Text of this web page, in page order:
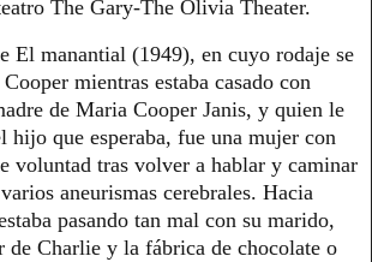
The Gary-The Olivia Theater.
El manantial (1949), en cuyo rodaje se
mientras estaba casado con
de Maria Cooper Janis, y quien le
hijo que esperaba, fue una mujer con
voluntad tras volver a hablar y caminar
aneurismas cerebrales. Hacia
pasando tan mal con su marido,
de Charlie y la fábrica de chocolate o